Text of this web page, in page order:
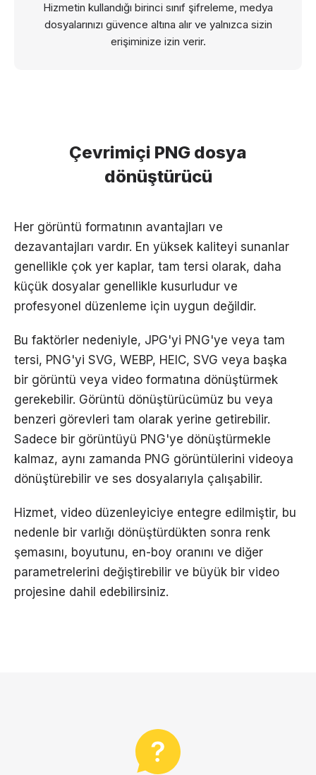
Hizmetin kullandığı birinci sınıf şifreleme, medya
dosyalarınızı güvence altına alır ve yalnızca sizin
erişiminize izin verir.
Çevrimiçi PNG dosya
dönüştürücü
Her görüntü formatının avantajları ve
dezavantajları vardır. En yüksek kaliteyi sunanlar
genellikle çok yer kaplar, tam tersi olarak, daha
küçük dosyalar genellikle kusurludur ve
profesyonel düzenleme için uygun değildir.
Bu faktörler nedeniyle, JPG'yi PNG'ye veya tam
tersi, PNG'yi SVG, WEBP, HEIC, SVG veya başka
bir görüntü veya video formatına dönüştürmek
gerekebilir. Görüntü dönüştürücümüz bu veya
benzeri görevleri tam olarak yerine getirebilir.
Sadece bir görüntüyü PNG'ye dönüştürmekle
kalmaz, aynı zamanda PNG görüntülerini videoya
dönüştürebilir ve ses dosyalarıyla çalışabilir.
Hizmet, video düzenleyiciye entegre edilmiştir, bu
nedenle bir varlığı dönüştürdükten sonra renk
şemasını, boyutunu, en-boy oranını ve diğer
parametrelerini değiştirebilir ve büyük bir video
projesine dahil edebilirsiniz.